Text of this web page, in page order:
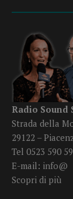
Radio Sound
Strada della
29122 –
Tel 0523 590
E-mail: info@
Scopri di più